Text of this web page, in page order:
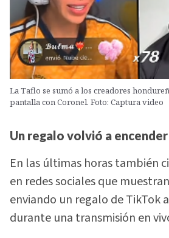
La Taflo se sumó a los creadores
pantalla con Coronel. Foto: Captura video
Un regalo volvió a
En las últimas horas también
en redes sociales que
enviando un regalo de TikTok
durante una transmisión en